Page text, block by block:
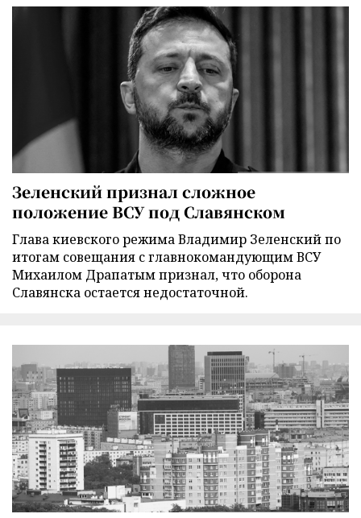
Зеленский признал сложное
положение ВСУ под Славянском
Глава киевского режима Владимир Зеленский по
итогам совещания с главнокомандующим ВСУ
Михаилом Драпатым признал, что оборона
Славянска остается недостаточной.